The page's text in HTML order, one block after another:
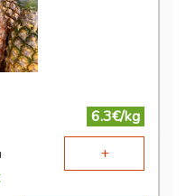
6.3€/kg
+